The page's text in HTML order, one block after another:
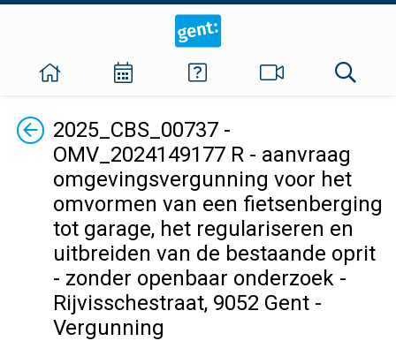
Terug2025_CBS_00737 -
OMV_2024149177 R - aanvraag
omgevingsvergunning voor het
omvormen van een fietsenberging
tot garage, het regulariseren en
uitbreiden van de bestaande oprit
- zonder openbaar onderzoek -
Rijvisschestraat, 9052 Gent -
Vergunning